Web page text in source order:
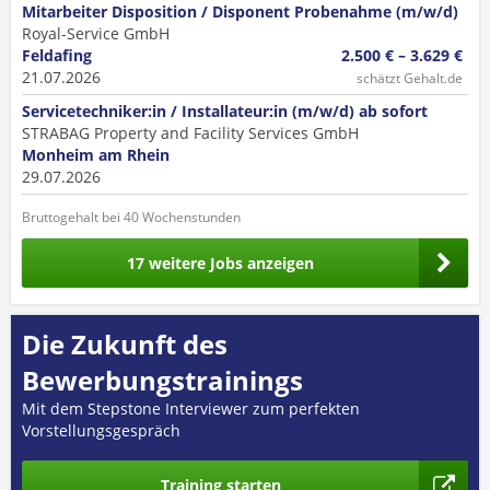
Mitarbeiter Disposition / Disponent Probenahme (m/w/d)
Royal-Service GmbH
Feldafing
21.07.2026
2.500 € – 3.629 €
schätzt Gehalt.de
Servicetechniker:in / Installateur:in (m/w/d) ab sofort
STRABAG Property and Facility Services GmbH
Monheim am Rhein
29.07.2026
Bruttogehalt bei 40 Wochenstunden
17 weitere Jobs anzeigen
Die Zukunft des
Bewerbungstrainings
Mit dem Stepstone Interviewer zum perfekten
Vorstellungsgespräch
Training starten